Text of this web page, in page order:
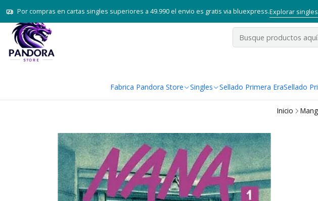
Fabrica Pandora Store Singles Sellado Primera EraSellado
Por compras en cartas singles superiores a 49.990 el envio es gratis via bluexpress.Explorar singles
Inicio